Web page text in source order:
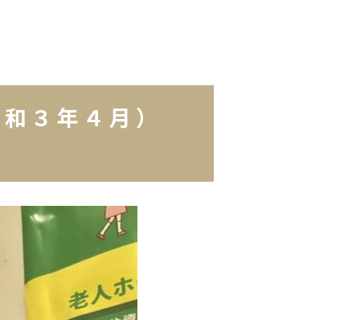
和３年４月）